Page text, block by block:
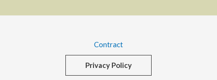
Contract
Privacy Policy